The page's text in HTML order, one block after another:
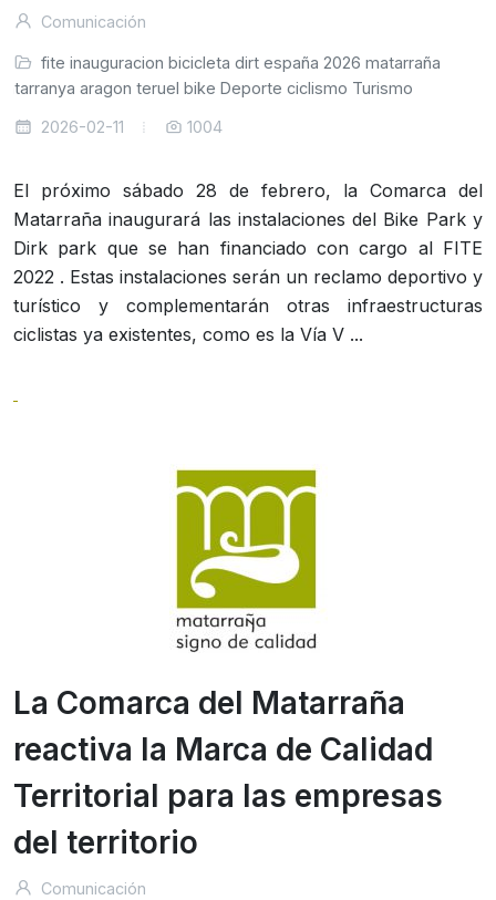
Comunicación
fite inauguracion bicicleta dirt españa 2026 matarraña
aragon teruel bike Deporte ciclismo Turismo
2026-02-11 1004
El próximo sábado 28 de febrero, la Comarca del
Matarraña inaugurará las instalaciones del Bike Park y
Dirk park que se han financiado con cargo al FITE
2022 . Estas instalaciones serán un reclamo deportivo y
turístico y complementarán otras infraestructuras
ciclistas ya existentes, como es la Vía V ...
La Comarca del Matarraña
reactiva la Marca de Calidad
Territorial para las empresas
del territorio
Comunicación